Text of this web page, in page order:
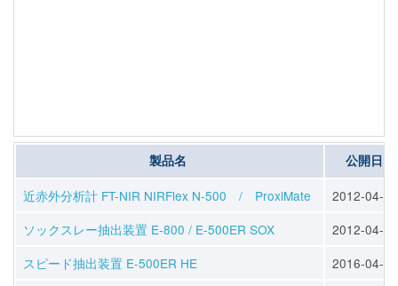
製品名 公開日
近赤外分析計 FT-NIR NIRFlex N-500 / ProxiMate
2012-04-23
ソックスレー抽出装置 E-800 / E-500ER SOX
2012-04-25
スピード抽出装置 E-500ER HE
2016-04-13